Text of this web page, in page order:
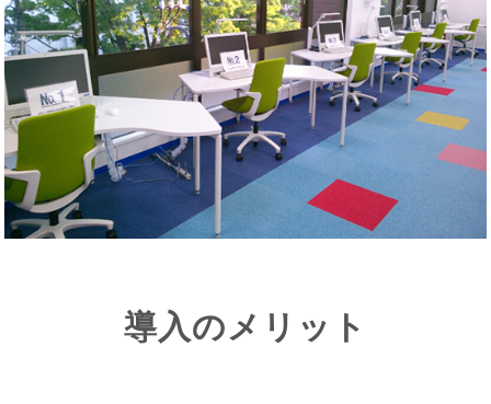
導入のメリット